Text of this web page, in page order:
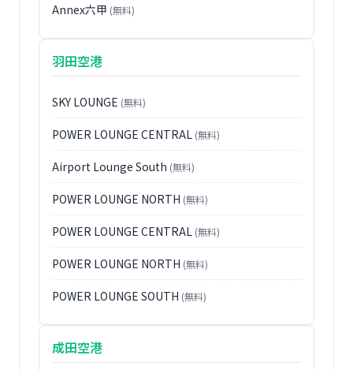
Annex六甲 (無料)
羽田空港
SKY LOUNGE (無料)
POWER LOUNGE CENTRAL (無料)
Airport Lounge South (無料)
POWER LOUNGE NORTH (無料)
POWER LOUNGE CENTRAL (無料)
POWER LOUNGE NORTH (無料)
POWER LOUNGE SOUTH (無料)
成田空港